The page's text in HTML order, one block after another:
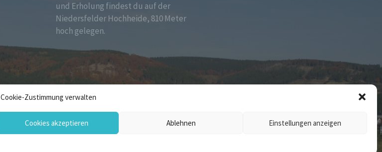
Cookie-Zustimmung verwalten
Cookies akzeptieren Ablehnen Einstellungen anzeigen
und Erholung findest du auf der
Niedersfelder Hochheide, 810 Meter
hoch gelegen.